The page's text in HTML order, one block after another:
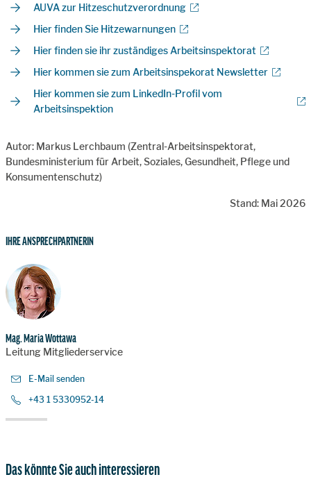
AUVA zur Hitzeschutzverordnung
Hier finden Sie Hitzewarnungen
Hier finden sie ihr zuständiges Arbeitsinspektorat
Hier kommen sie zum Arbeitsinspekorat Newsletter
Hier kommen sie zum LinkedIn-Profil vom
Arbeitsinspektion
Autor: Markus Lerchbaum (Zentral-Arbeitsinspektorat,
Bundesministerium für Arbeit, Soziales, Gesundheit, Pflege und
Konsumentenschutz)
Stand: Mai 2026
IHRE ANSPRECHPARTNERIN
Mag. Maria Wottawa
Leitung Mitgliederservice
E-Mail senden
+43 1 5330952-14
Das könnte Sie auch interessieren